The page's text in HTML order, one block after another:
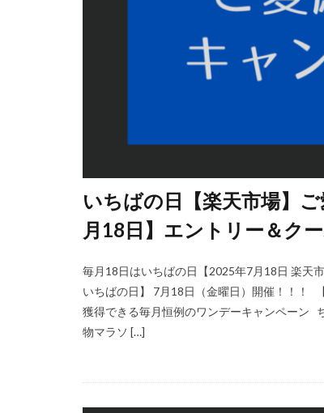
いちばの日【楽天市場】
月18日】エントリー＆ク
毎月18日はいちばの日【2025年7月18日 楽天
いちばの日】 7月18日（金曜日）開催！！！
獲得できる毎月恒例のワンデーキャンペーン
物マラソ […]